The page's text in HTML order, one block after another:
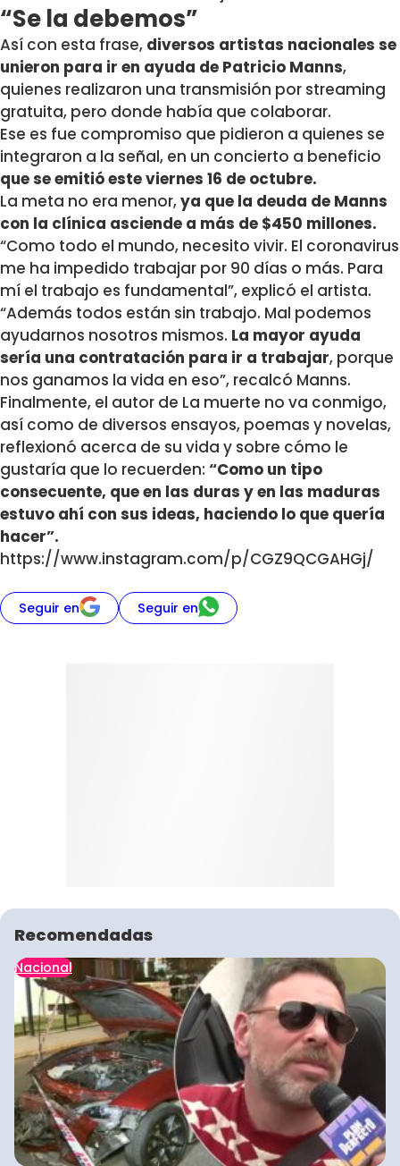
“Se la debemos”
Así con esta frase, diversos artistas nacionales se
unieron para ir en ayuda de Patricio Manns,
quienes realizaron una transmisión por streaming
gratuita, pero donde había que colaborar.
Ese es fue compromiso que pidieron a quienes se
integraron a la señal, en un concierto a beneficio
que se emitió este viernes 16 de octubre.
La meta no era menor,ya que la deuda de Manns
con la clínica asciende a más de $450 millones.
“Como todo el mundo, necesito vivir. El coronavirus
me ha impedido trabajar por 90 días o más. Para
mí el trabajo es fundamental”, explicó el artista.
“Además todos están sin trabajo. Mal podemos
ayudarnos nosotros mismos. La mayor ayuda
sería una contratación para ir a trabajar, porque
nos ganamos la vida en eso”, recalcó Manns.
Finalmente, el autor de La muerte no va conmigo,
así como de diversos ensayos, poemas y novelas,
reflexionó acerca de su vida y sobre cómo le
gustaría que lo recuerden: “Como un tipo
consecuente, que en las duras y en las maduras
estuvo ahí con sus ideas, haciendo lo que quería
hacer”.
https://www.instagram.com/p/CGZ9QCGAHGj/
Seguir en Seguir en
Recomendadas
Nacional